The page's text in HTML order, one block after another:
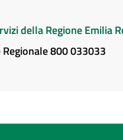
della Regione Emilia
800 033033